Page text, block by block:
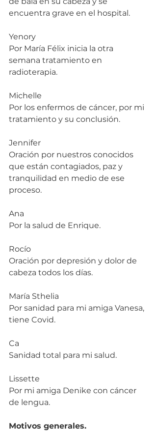
encuentra grave en el hospital.
Yenory
Por María Félix inicia la otra
semana tratamiento en
radioterapia.
Michelle
Por los enfermos de cáncer, por mi
tratamiento y su conclusión.
Jennifer
Oración por nuestros conocidos
que están contagiados, paz y
tranquilidad en medio de ese
proceso.
Ana
Por la salud de Enrique.
Rocío
Oración por depresión y dolor de
cabeza todos los días.
María Sthelia
Por sanidad para mi amiga Vanesa,
tiene Covid.
Ca
Sanidad total para mi salud.
Lissette
Por mi amiga Denike con cáncer
de lengua.
Motivos generales.